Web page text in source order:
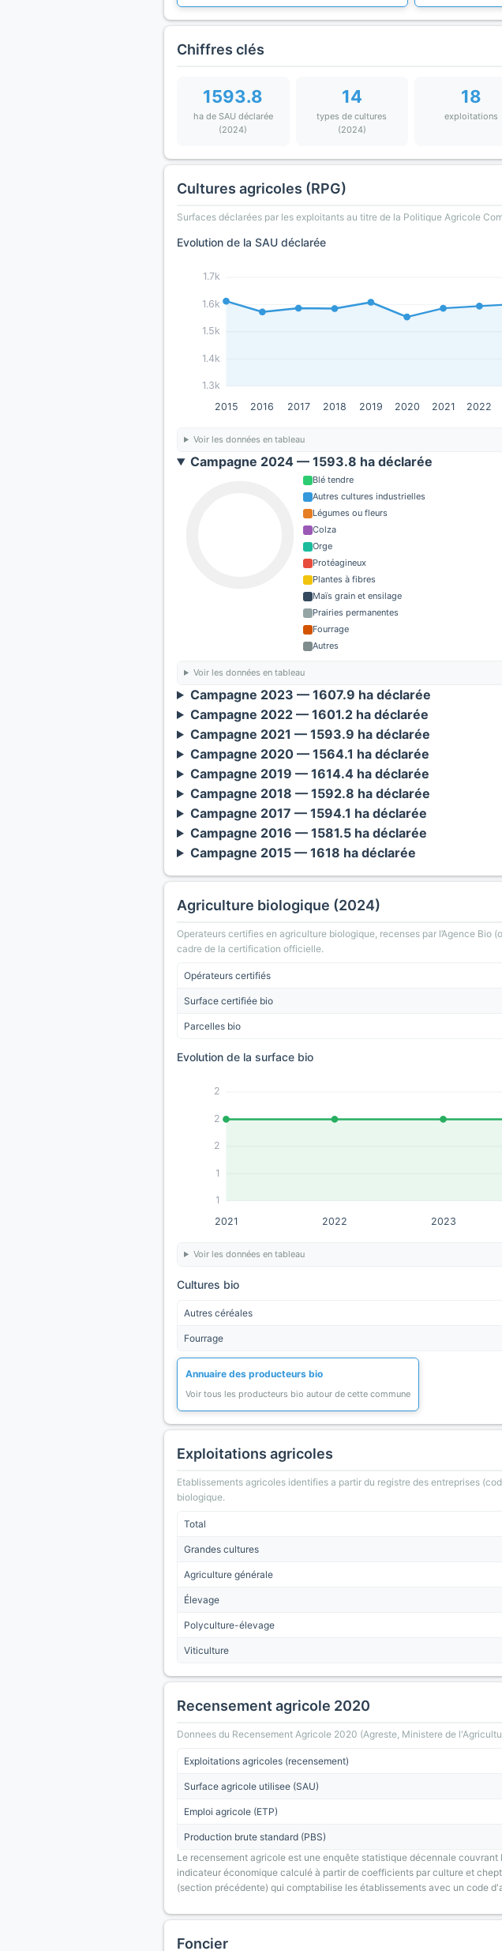
Chiffres clés
1593.8
ha de SAU déclarée
(2024)
14
types de cultures
(2024)
18
exploitations
Cultures agricoles (RPG)
Surfaces déclarées par les exploitants au titre de la Politique Agricole
Evolution de la SAU déclarée
1.3k
1.4k
1.5k
1.6k
1.7k
2015 2016 2017 2018 2019 2020 2021 2022
Voir les données en tableau
Campagne 2024 — 1593.8 ha déclarée
Blé tendre
Autres cultures industrielles
Légumes ou fleurs
Colza
Orge
Protéagineux
Plantes à fibres
Maïs grain et ensilage
Prairies permanentes
Fourrage
Autres
Voir les données en tableau
Campagne 2023 — 1607.9 ha déclarée
Campagne 2022 — 1601.2 ha déclarée
Campagne 2021 — 1593.9 ha déclarée
Campagne 2020 — 1564.1 ha déclarée
Campagne 2019 — 1614.4 ha déclarée
Campagne 2018 — 1592.8 ha déclarée
Campagne 2017 — 1594.1 ha déclarée
Campagne 2016 — 1581.5 ha déclarée
Campagne 2015 — 1618 ha déclarée
Agriculture biologique (2024)
Operateurs certifies en agriculture biologique, recenses par l’Agence
cadre de la certification officielle.
Opérateurs certifiés
Surface certifiée bio
Parcelles bio
Evolution de la surface bio
1
1
2
2
2
2021 2022 2023
Voir les données en tableau
Cultures bio
Autres céréales
Fourrage
Annuaire des producteurs bio
Voir tous les producteurs bio autour de cette commune
Exploitations agricoles
Etablissements agricoles identifies a partir du registre des entreprises
biologique.
Total
Grandes cultures
Agriculture générale
Élevage
Polyculture-élevage
Viticulture
Recensement agricole 2020
Donnees du Recensement Agricole 2020 (Agreste, Ministere de
Exploitations agricoles (recensement)
Surface agricole utilisee (SAU)
Emploi agricole (ETP)
Production brute standard (PBS)
Le recensement agricole est une enquête statistique décennale
indicateur économique calculé à partir de coefficients par culture et
(section précédente) qui comptabilise les établissements avec un code
Foncier